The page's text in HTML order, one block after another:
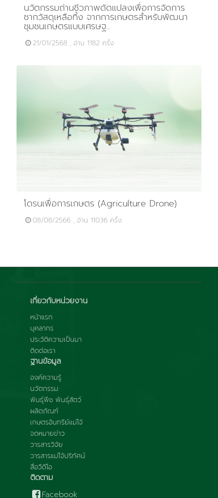
นวัตกรรมถ่านชีวภาพดัดแปลงเพื่อการจัดการ
ซากวัสดุเหลือทิ้ง จากการเกษตรสำหรับพัฒนา
ชุมชนเกษตรแบบเศรษฐ...
21/01/2568 , อ่าน 1182 ครั้ง
โดรนเพื่อการเกษตร (Agriculture Drone)
08/08/2566 , อ่าน 11036 ครั้ง
เกี่ยวกับหน่วยงาน
หน้าแรก
บุคลากร
ประวัติความเป็นมา
ติดต่อเรา
ฐานข้อมูล
องค์ความรู้
นวัตกรรม
พันธุ์พืช พันธุ์สัตว์
ผลิตภัณฑ์
เกษตรอินทรีย์แม่โจ้
จดหมายข่าว
วารสารวิจัย
วารสารแม่โจ้ปริทัศน์
สื่อวีดีโอ
ติดตาม
Facebook